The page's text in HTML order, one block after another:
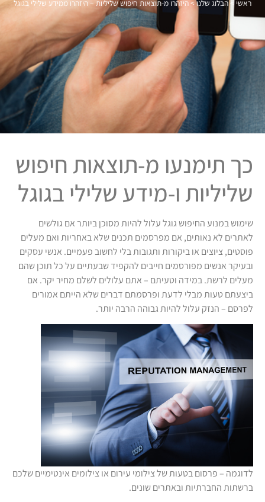
ראשי>הבלוג שלנו>היזהרו מ-תוצאות חיפוש שליליות – היזהרו ממידע שלילי בגוגל
כך תימנעו מ-תוצאות חיפוש
שליליות ו-מידע שלילי בגוגל
שימוש במנוע החיפוש גוגל עלול להיות מסוכן ביותר אם גולשים
לאתרים לא נאותים, אם מפרסמים תכנים שלא באחריות ואם מעלים
פוסטים, ציוצים או ביקורות ותגובות בלי לחשוב פעמיים. אנשי עסקים
ובעיקר אנשים מפורסמים חייבים להקפיד שבעתיים על כל תוכן שהם
מעלים לרשת. במידה וטעיתם – אתם עלולים לשלם מחיר יקר. אם
ביצעתם טעות מבלי לדעת ופרסמתם דברים שלא הייתם אמורים
לפרסם – הנזק עלול להיות גבוהה הרבה יותר.
לדוגמה – פרסום בטעות של צילומי עירום או צילומים אינטימיים שלכם
ברשתות החברתיות ובאתרים שונים.